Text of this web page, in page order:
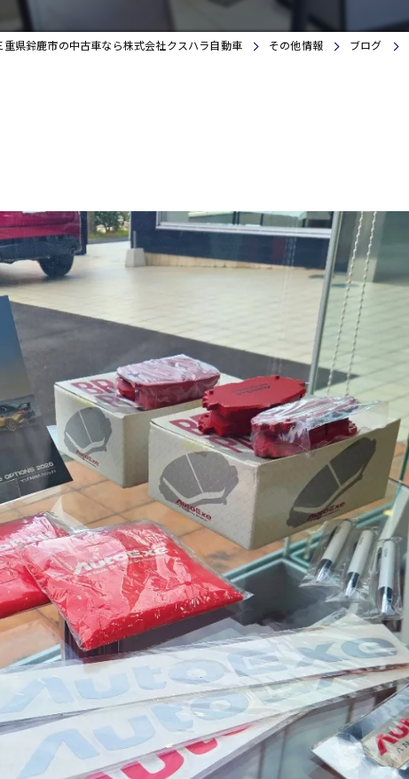
重県鈴鹿市の中古車なら株式会社クスハラ自動車 その他情報 ブログ